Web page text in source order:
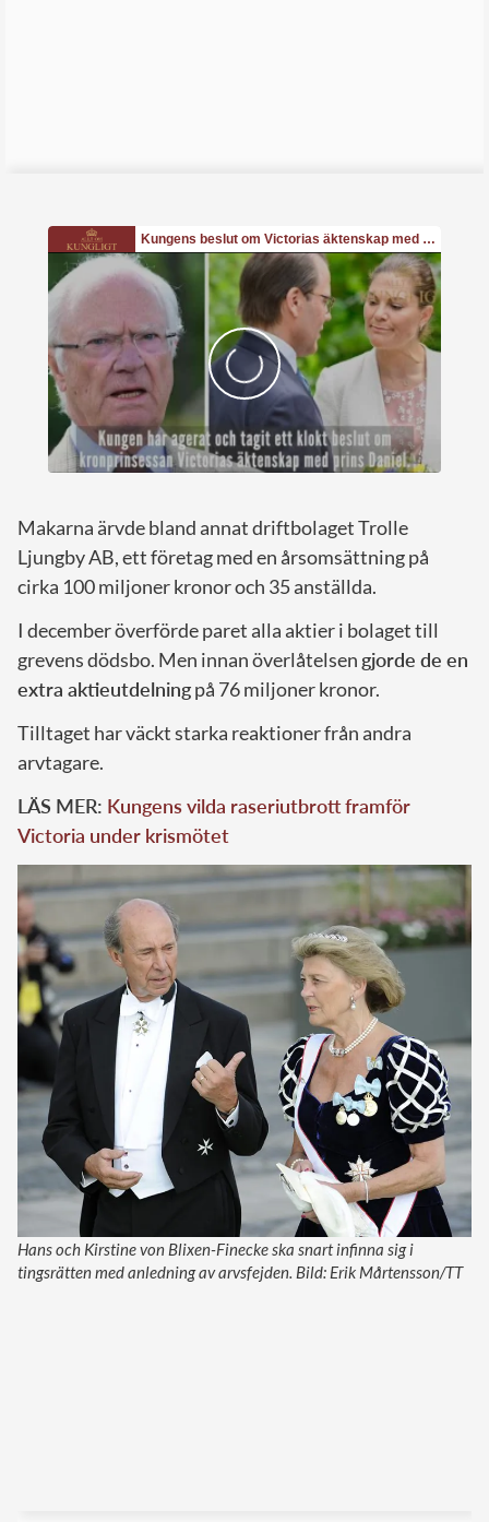
Makarna ärvde bland annat driftbolaget Trolle
Ljungby AB, ett företag med en årsomsättning på
cirka 100 miljoner kronor och 35 anställda.
I december överförde paret alla aktier i bolaget till
grevens dödsbo. Men innan överlåtelsen gjorde de en
extra aktieutdelningpå 76 miljoner kronor.
Tilltaget har väckt starka reaktioner från andra
arvtagare.
LÄS MER: Kungens vilda raseriutbrott framför
Victoria under krismötet
Hans och Kirstine von Blixen-Finecke ska snart infinna sig i
tingsrätten med anledning av arvsfejden. Bild: Erik Mårtensson/TT